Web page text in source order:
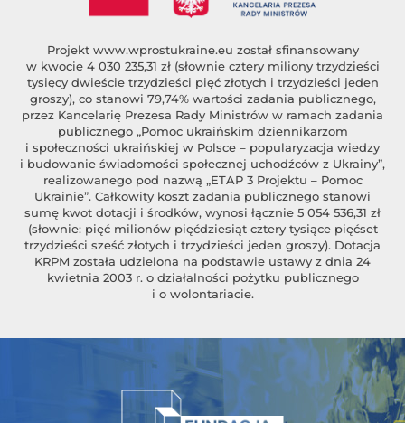
Projekt www.wprostukraine.eu został sfinansowany
w kwocie 4 030 235,31 zł (słownie cztery miliony trzydzieści
tysięcy dwieście trzydzieści pięć złotych i trzydzieści jeden
groszy), co stanowi 79,74% wartości zadania publicznego,
przez Kancelarię Prezesa Rady Ministrów w ramach zadania
publicznego „Pomoc ukraińskim dziennikarzom
i społeczności ukraińskiej w Polsce – popularyzacja wiedzy
i budowanie świadomości społecznej uchodźców z Ukrainy”,
realizowanego pod nazwą „ETAP 3 Projektu – Pomoc
Ukrainie”. Całkowity koszt zadania publicznego stanowi
sumę kwot dotacji i środków, wynosi łącznie 5 054 536,31 zł
(słownie: pięć milionów pięćdziesiąt cztery tysiące pięćset
trzydzieści sześć złotych i trzydzieści jeden groszy). Dotacja
KRPM została udzielona na podstawie ustawy z dnia 24
kwietnia 2003 r. o działalności pożytku publicznego
i o wolontariacie.